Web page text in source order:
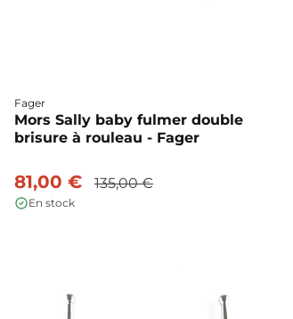
Fager
Mors Sally baby fulmer double
brisure à rouleau - Fager
81,00 € 135,00 €
En stock